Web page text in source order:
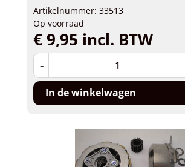
Artikelnummer: 33513
Op voorraad
€ 9,95 incl. BTW
-
In de winkelwagen